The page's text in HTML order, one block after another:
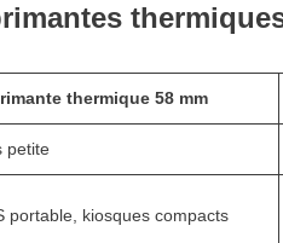
thermique 58 mm
petite
portable, kiosques compacts